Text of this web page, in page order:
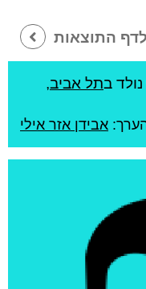
התוצאות
נולד בתל אביב,
אבידן אזר אילי